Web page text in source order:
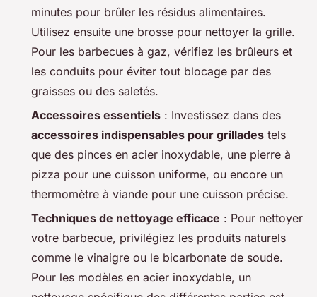
minutes pour brûler les résidus alimentaires.
Utilisez ensuite une brosse pour nettoyer la grille.
Pour les barbecues à gaz, vérifiez les brûleurs et
les conduits pour éviter tout blocage par des
graisses ou des saletés.
Accessoires essentiels : Investissez dans des
accessoires indispensables pour grillades tels
que des pinces en acier inoxydable, une pierre à
pizza pour une cuisson uniforme, ou encore un
thermomètre à viande pour une cuisson précise.
Techniques de nettoyage efficace : Pour nettoyer
votre barbecue, privilégiez les produits naturels
comme le vinaigre ou le bicarbonate de soude.
Pour les modèles en acier inoxydable, un